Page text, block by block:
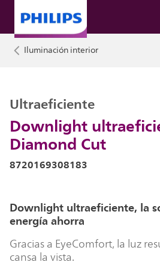
Iluminación interior
Downlight
Diamond Cut
Ultraeficiente
8720169308183
Downlight ultraeficiente, la
energía ahorra
Gracias a EyeComfort, la luz
cansa la vista.